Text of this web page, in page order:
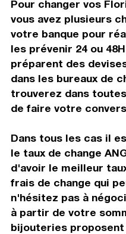
Pour changer vos
vous avez plusieurs
votre banque pour
les prévenir 24 ou
préparent des
dans les bureaux de
trouverez dans
de faire votre
Dans tous les cas il
le taux de change
d'avoir le meilleur
frais de change qui
n'hésitez pas à
à partir de votre
bijouteries